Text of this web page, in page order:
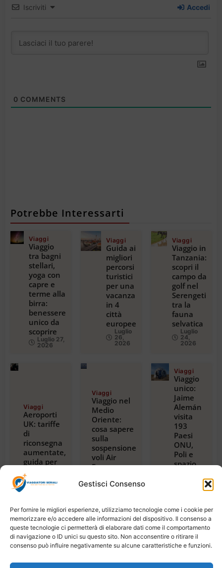
Gestisci Consenso
Per fornire le migliori esperienze, utilizziamo tecnologie come i cookie per
memorizzare e/o accedere alle informazioni del dispositivo. Il consenso a
queste tecnologie ci permetterà di elaborare dati come il comportamento
di navigazione o ID unici su questo sito. Non acconsentire o ritirare il
consenso può influire negativamente su alcune caratteristiche e funzioni.
Iscriviti Accedi
0 COMMENTS
Potrebbe Interessarti
Viaggi
Viaggio
tra bagni
stellari,
yoga con
capre e
terme alla
birra:
benessere
unico da
scoprire
Luglio 27,
2026
Viaggi
Guida ai
migliori
percorsi
turistici
per una
vacanza
in 4
città
europee
Luglio
26,
2026
Viaggi
Viaggio in
Tanzania:
scopri il
campo da
golf nel
Serengeti
tra la
fauna
selvatica
Luglio
24,
2026
Viaggi
Aeroporti
UK: tariffe
di
riconsegna
aumentate,
guida per
viaggiatori
2024
Viaggi
Viaggio nel
Medio
Oriente:
cosa sapere
sulla
sospensione
voli Air
France per
Dubai e
2026
Viaggi
Viaggio
unico:
Jaime
Alemán
visita
193
Paesi
ONU,
Poli e
spazio,
Tanzania
Luglio
21,
2026